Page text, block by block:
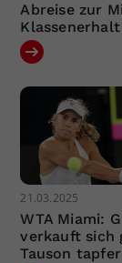
Abreise zur
Klassenerhalt
21.03.2025
WTA Miami:
verkauft sich
Tauson tapfer